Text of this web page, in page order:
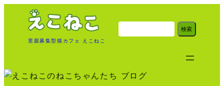
ッ
里親募集型猫カフェ えこねこ
検
索
検索